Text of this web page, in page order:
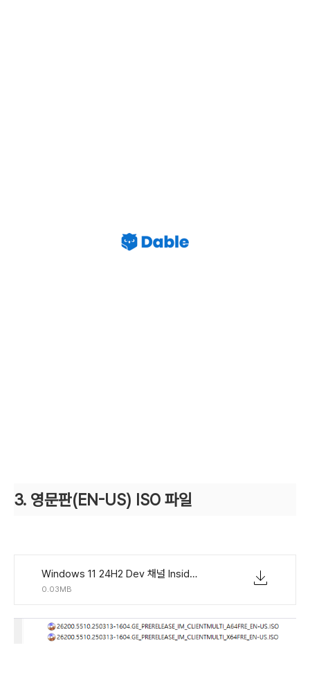
3. 영문판(EN-US) ISO 파일
Windows 11 24H2 Dev 채널 Insider Preview (빌드 26200.5510) UUP 누적 업데이트 통합판 EN-US.torrent
0.03MB